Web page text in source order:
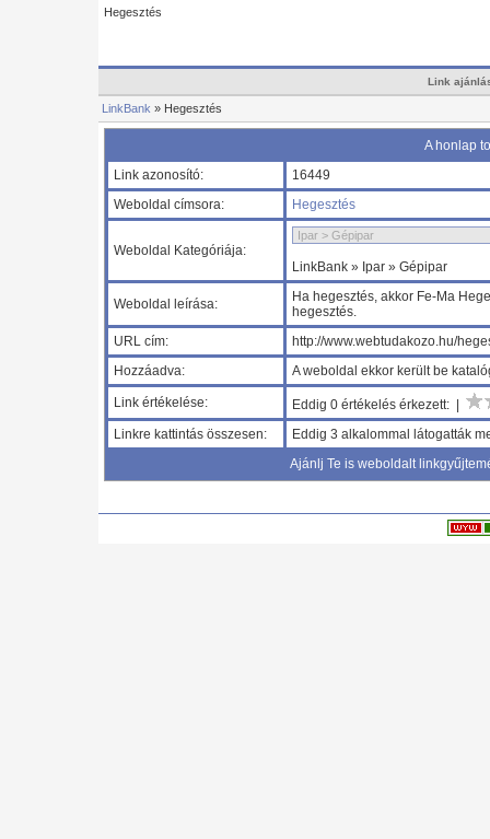
Hegesztés
Link
LinkBank » Hegesztés
A honlap
Link azonosító:
16449
Weboldal címsora:
Hegesztés
Weboldal Kategóriája:
LinkBank » Ipar » Gépipar
Weboldal leírása:
Ha hegesztés, akkor Fe-Ma
hegesztés.
URL cím:
http://www.webtudakozo.hu/
Hozzáadva:
A weboldal ekkor került be
Link értékelése:
Eddig 0 értékelés érkezett: |
Linkre kattintás összesen:
Eddig 3 alkalommal látogatták
Ajánlj Te is weboldalt